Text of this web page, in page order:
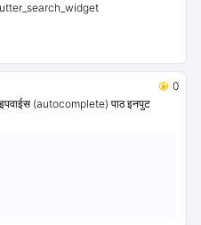
0
(autocomplete) पाठ इनपुट